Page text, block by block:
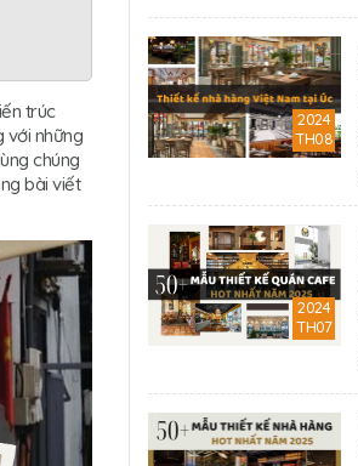
trúc
với những
chúng
bài viết
2024
TH08
2024
TH07